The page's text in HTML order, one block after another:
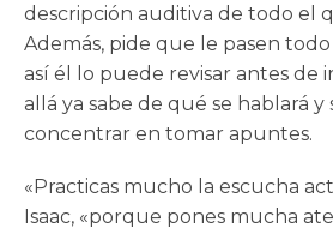
descripción auditiva de todo el
Además, pide que le pasen
así él lo puede revisar antes de
allá ya sabe de qué se hablará y
concentrar en tomar apuntes.
«Practicas mucho la escucha
Isaac, «porque pones mucha